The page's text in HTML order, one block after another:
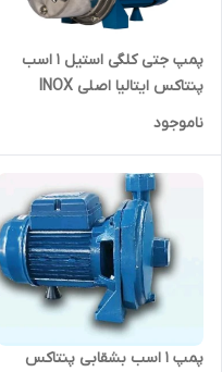
پمپ جتی کلگی استیل ۱ اسب
پنتاکس ایتالیا اصلی INOX
مخصوص آب شور و دریا
ناموجود
پمپ 1 اسب بشقابی پنتاکس